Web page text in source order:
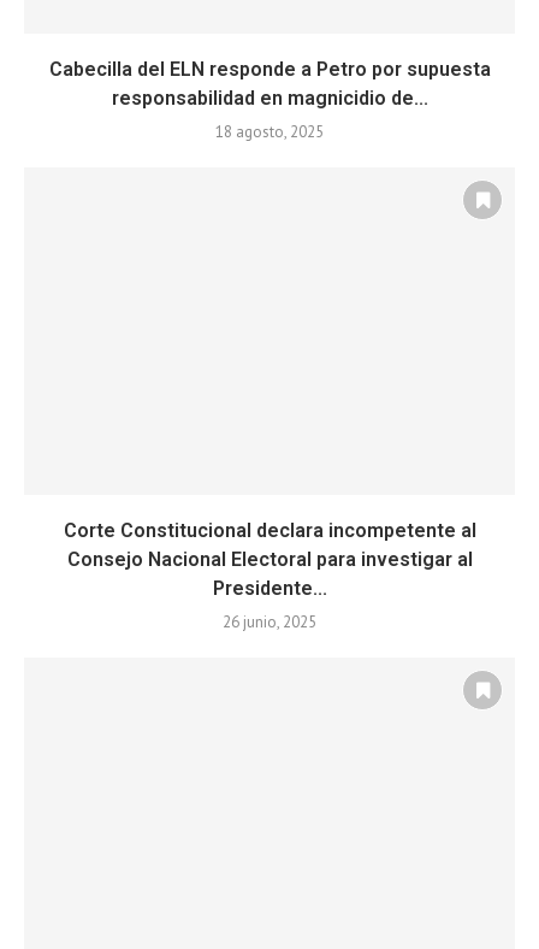
Cabecilla del ELN responde a Petro por supuesta
responsabilidad en magnicidio de...
18 agosto, 2025
Corte Constitucional declara incompetente al
Consejo Nacional Electoral para investigar al
Presidente...
26 junio, 2025